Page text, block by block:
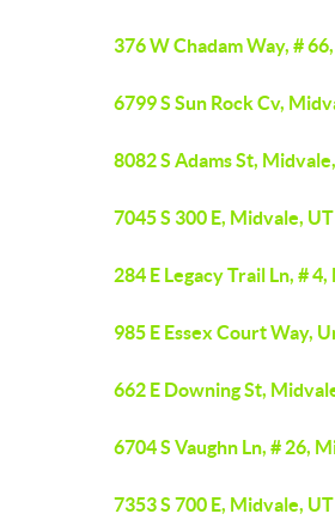
376 W Chadam Way, #
6799 S Sun Rock Cv,
8082 S Adams St,
7045 S 300 E, Midvale,
284 E Legacy Trail Ln, #
985 E Essex Court Way,
662 E Downing St,
6704 S Vaughn Ln, # 26,
7353 S 700 E, Midvale,